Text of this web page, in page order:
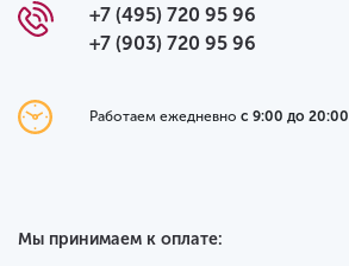
+7 (495) 720 95 96
+7 (903) 720 95 96
Работаем ежедневно с 9:00 до 20:00
Мы принимаем к оплате: